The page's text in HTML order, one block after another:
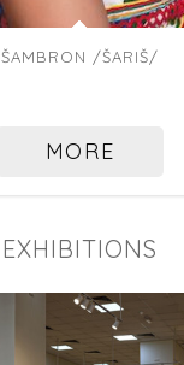
ŠAMBRON /ŠARIŠ/
MORE
EXHIBITIONS